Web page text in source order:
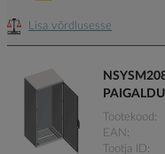
Lisa võrdlusesse
Tootekood
EAN
Tootja ID